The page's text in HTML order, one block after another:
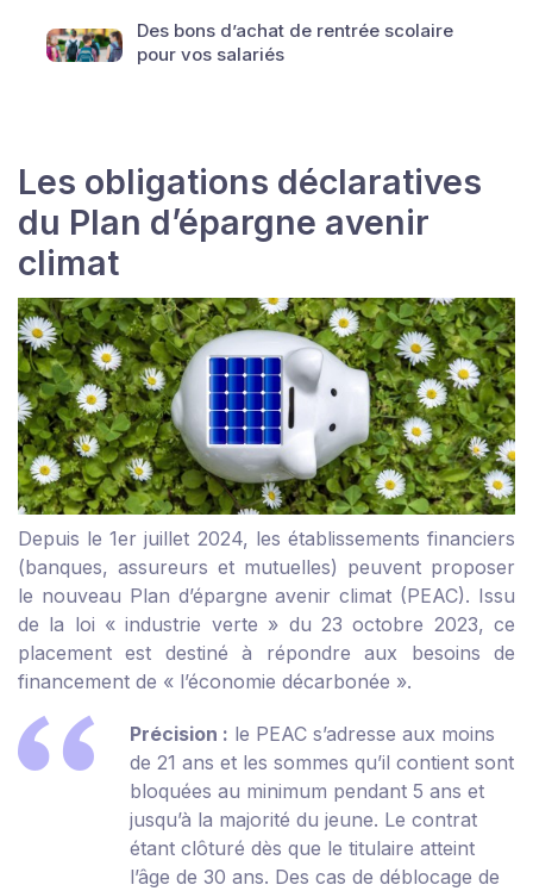
Des bons d’achat de rentrée scolaire
pour vos salariés
Les obligations déclaratives
du Plan d’épargne avenir
climat
Depuis le 1er juillet 2024, les établissements financiers
(banques, assureurs et mutuelles) peuvent proposer
le nouveau Plan d’épargne avenir climat (PEAC). Issu
de la loi « industrie verte » du 23 octobre 2023, ce
placement est destiné à répondre aux besoins de
financement de « l’économie décarbonée ».
Précision : le PEAC s’adresse aux moins
de 21 ans et les sommes qu’il contient sont
bloquées au minimum pendant 5 ans et
jusqu’à la majorité du jeune. Le contrat
étant clôturé dès que le titulaire atteint
l’âge de 30 ans. Des cas de déblocage de